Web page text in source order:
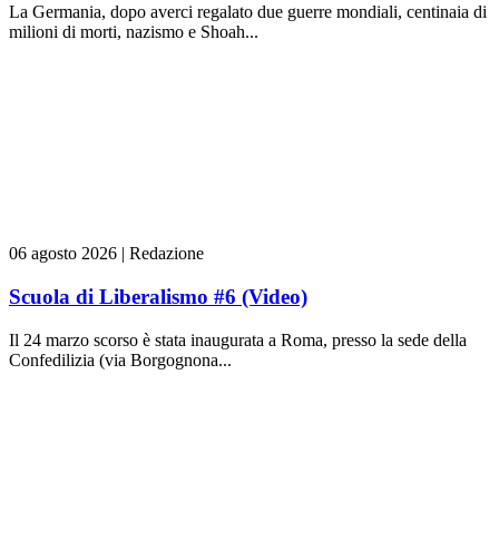
La Germania, dopo averci regalato due guerre mondiali, centinaia di
milioni di morti, nazismo e Shoah...
06 agosto 2026 | Redazione
Scuola di Liberalismo #6 (Video)
Il 24 marzo scorso è stata inaugurata a Roma, presso la sede della
Confedilizia (via Borgognona...